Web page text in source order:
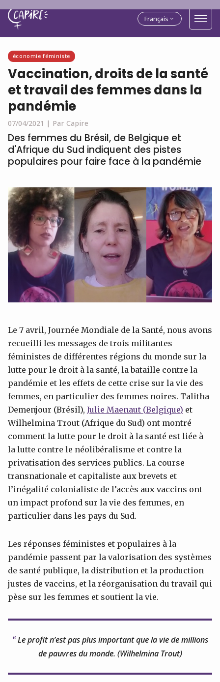
Français
économie féministe
Vaccination, droits de la santé
et travail des femmes dans la
pandémie
07/04/2021 | Par Capire
Des femmes du Brésil, de Belgique et
d'Afrique du Sud indiquent des pistes
populaires pour faire face à la pandémie
Le 7 avril, Journée Mondiale de la Santé, nous avons
recueilli les messages de trois militantes
féministes de différentes régions du monde sur la
lutte pour le droit à la santé, la bataille contre la
pandémie et les effets de cette crise sur la vie des
femmes, en particulier des femmes noires. Talitha
Demenjour (Brésil), Julie Maenaut (Belgique) et
Wilhelmina Trout (Afrique du Sud) ont montré
comment la lutte pour le droit à la santé est liée à
la lutte contre le néolibéralisme et contre la
privatisation des services publics. La course
transnationale et capitaliste aux brevets et
l’inégalité colonialiste de l’accès aux vaccins ont
un impact profond sur la vie des femmes, en
particulier dans les pays du Sud.
Les réponses féministes et populaires à la
pandémie passent par la valorisation des systèmes
de santé publique, la distribution et la production
justes de vaccins, et la réorganisation du travail qui
pèse sur les femmes et soutient la vie.
Le profit n’est pas plus important que la vie de millions
de pauvres du monde. (Wilhelmina Trout)